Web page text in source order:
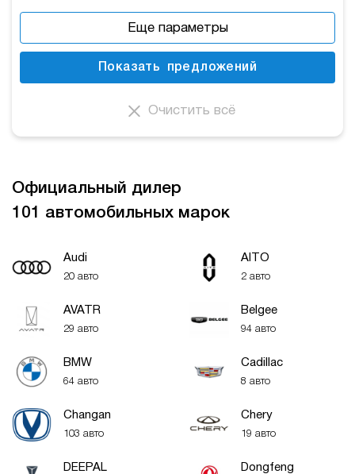
Очистить всё
Еще параметры
Показать предложений
Официальный дилер
101 автомобильных марок
Audi
20 авто
AITO
2 авто
AVATR
29 авто
Belgee
94 авто
BMW
64 авто
Cadillac
8 авто
Changan
103 авто
Chery
19 авто
DEEPAL Dongfeng